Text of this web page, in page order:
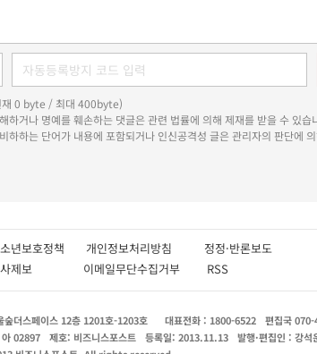
재 0 byte / 최대 400byte)
하거나 명예를 훼손하는 댓글은 관련 법률에 의해 제재를 받을 수 있습
하하는 단어가 내용에 포함되거나 인신공격성 글은 관리자의 판단에
년보호정책 개인정보처리방침 정정·반론보도
사제보 이메일무단수집거부 RSS
숲더스페이스 12층 1201호-1203호 대표전화 : 1800-6522 편집국
02897 제호: 비즈니스포스트 등록일: 2013.11.13 발행·편집인 : 강석